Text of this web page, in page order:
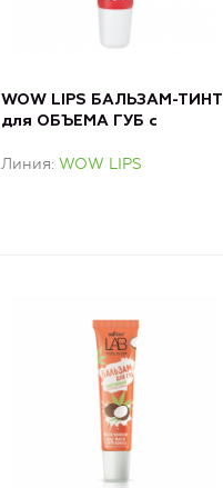
WOW LIPS БАЛЬЗАМ-ТИНТ
для ОБЪЕМА ГУБ с
Линия WOW LIPS